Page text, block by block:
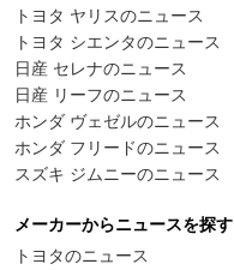
トヨタ ヤリスのニュース
トヨタ シエンタのニュース
日産 セレナのニュース
日産 リーフのニュース
ホンダ ヴェゼルのニュース
ホンダ フリードのニュース
スズキ ジムニーのニュース
メーカーからニュースを探す
トヨタのニュース